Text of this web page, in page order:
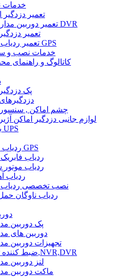
خدمات
تعمیر دزدگیر
تعمیر دوربین مداربسته و DVR
تعمیر
تعمیر ردیاب خودرو GPS
خدمات نصب و
کاتالوگ و راهنمای
پک
چشم اماکن ,
لوازم جانبی دزدگیر اماکن
باتری و UPS
ردیاب و جی پی اس GPS
ردیاب
ردیاب
ردیاب
نصب تخصصی ردیاب
ردیاب ناوگان
پک دوربین
دوربین های
تجهیزات دوربین
ضبط کننده تصاویر,NVR,DVR
لنز دوربین
ماکت دوربین